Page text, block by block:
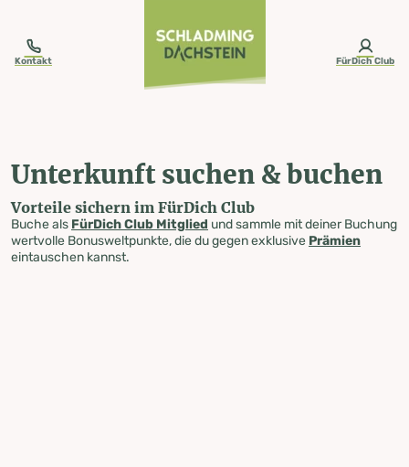
Kontakt FürDich Club
Unterkunft suchen & buchen
Vorteile sichern im FürDich Club
Buche als FürDich Club Mitglied und sammle mit deiner Buchung
wertvolle Bonusweltpunkte, die du gegen exklusive Prämien
eintauschen kannst.